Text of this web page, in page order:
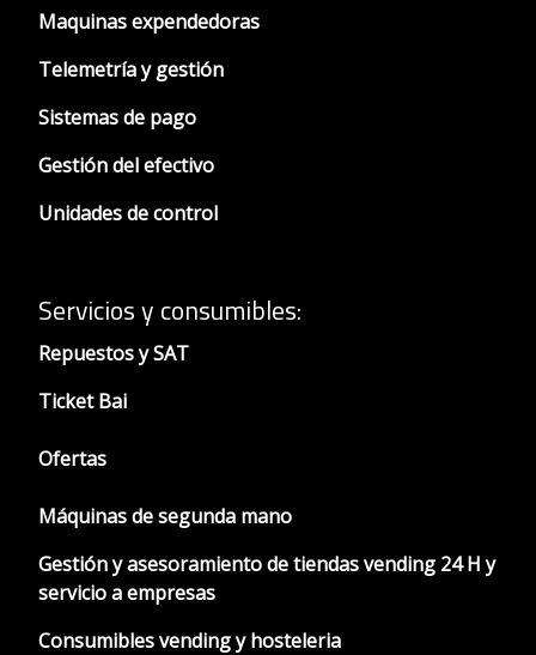
Maquinas expendedoras
Telemetría y gestión
Sistemas de pago
Gestión del efectivo
Unidades de control
Servicios y consumibles:
Repuestos y SAT
Ticket Bai
Ofertas
Máquinas de segunda mano
Gestión y asesoramiento de tiendas vending 24 H y
servicio a empresas
Consumibles vending y hosteleria